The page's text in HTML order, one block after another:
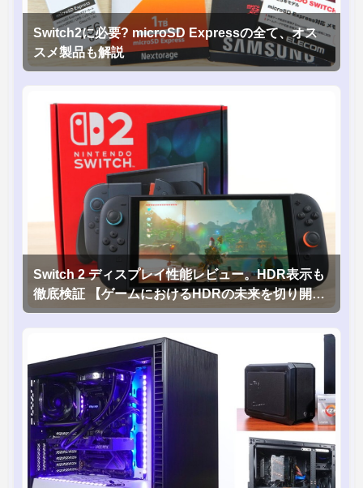
Switch2に必要? microSD Expressの全て、オス
スメ製品も解説
Switch 2 ディスプレイ性能レビュー。HDR表示も
徹底検証 【ゲームにおけるHDRの未来を切り開く
1台！】